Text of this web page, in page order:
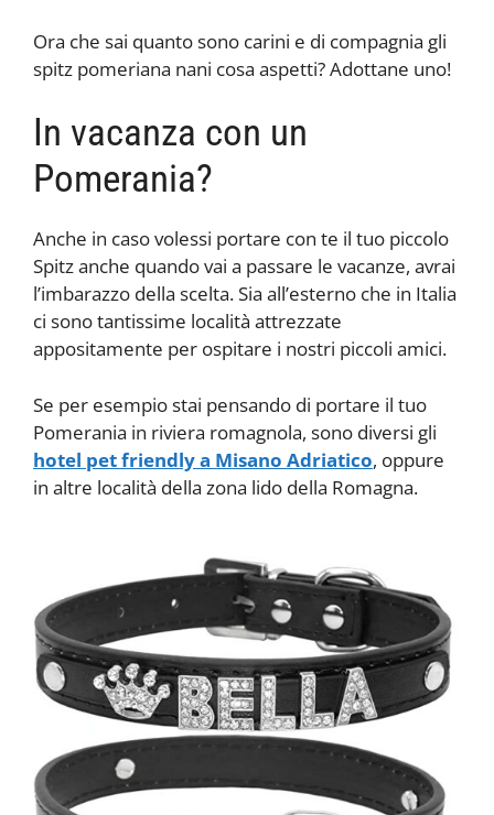
Ora che sai quanto sono carini e di compagnia gli
spitz pomeriana nani cosa aspetti? Adottane uno!
In vacanza con un
Pomerania?
Anche in caso volessi portare con te il tuo piccolo
Spitz anche quando vai a passare le vacanze, avrai
l’imbarazzo della scelta. Sia all’esterno che in Italia
ci sono tantissime località attrezzate
appositamente per ospitare i nostri piccoli amici.
Se per esempio stai pensando di portare il tuo
Pomerania in riviera romagnola, sono diversi gli
hotel pet friendly a Misano Adriatico, oppure
in altre località della zona lido della Romagna.